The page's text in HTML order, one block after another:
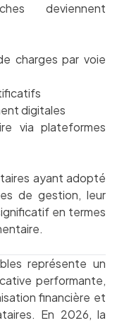
deviennent
charges par voie
digitales
via plateformes
ayant adopté
de gestion, leur
en termes
représente un
performante,
financière et
En 2026, la